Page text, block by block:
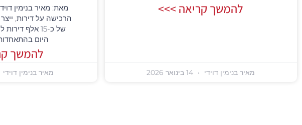
להמשך קריאה >>>
מאיר בנימין דוידי
מאת: מאיר בנימין
הרכישה על דירות,
של כ-15 אלף
היום
להמשך
מאיר בנימין דוידי